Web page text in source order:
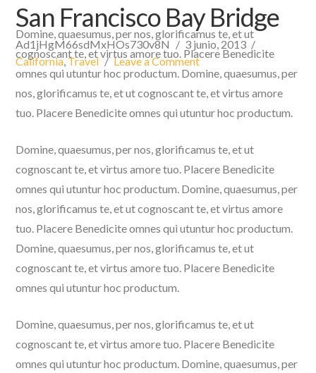
San Francisco Bay Bridge
Ad1jHgM66sdMxHOs730v8N
3 junio, 2013
California,Travel Leave a Comment
Domine, quaesumus, per nos, glorificamus te, et ut
cognoscant te, et virtus amore tuo. Placere Benedicite
omnes qui utuntur hoc productum. Domine, quaesumus, per
nos, glorificamus te, et ut cognoscant te, et virtus amore
tuo. Placere Benedicite omnes qui utuntur hoc productum.
Domine, quaesumus, per nos, glorificamus te, et ut
cognoscant te, et virtus amore tuo. Placere Benedicite
omnes qui utuntur hoc productum. Domine, quaesumus, per
nos, glorificamus te, et ut cognoscant te, et virtus amore
tuo. Placere Benedicite omnes qui utuntur hoc productum.
Domine, quaesumus, per nos, glorificamus te, et ut
cognoscant te, et virtus amore tuo. Placere Benedicite
omnes qui utuntur hoc productum.
Domine, quaesumus, per nos, glorificamus te, et ut
cognoscant te, et virtus amore tuo. Placere Benedicite
omnes qui utuntur hoc productum. Domine, quaesumus, per